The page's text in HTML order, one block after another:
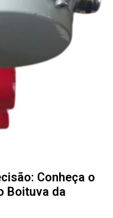
Conheça o
Boituva da